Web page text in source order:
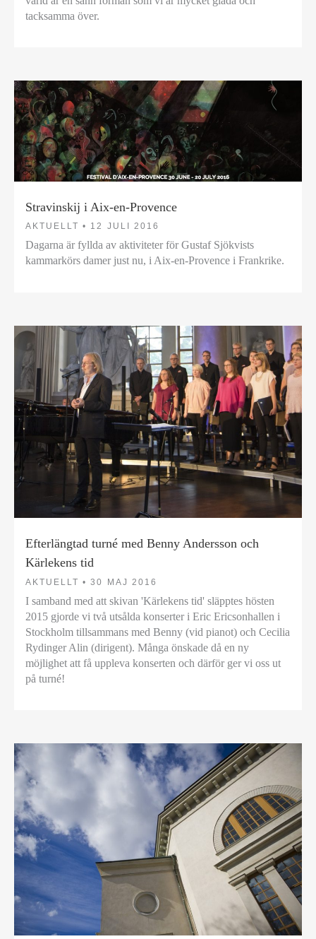
tacksamma över.
Stravinskij i Aix-en-Provence
AKTUELLT • 12 JULI 2016
Dagarna är fyllda av aktiviteter för Gustaf Sjökvists
kammarkörs damer just nu, i Aix-en-Provence i Frankrike.
Efterlängtad turné med Benny Andersson och
Kärlekens tid
AKTUELLT • 30 MAJ 2016
I samband med att skivan 'Kärlekens tid' släpptes hösten
2015 gjorde vi två utsålda konserter i Eric Ericsonhallen i
Stockholm tillsammans med Benny (vid pianot) och Cecilia
Rydinger Alin (dirigent). Många önskade då en ny
möjlighet att få uppleva konserten och därför ger vi oss ut
på turné!